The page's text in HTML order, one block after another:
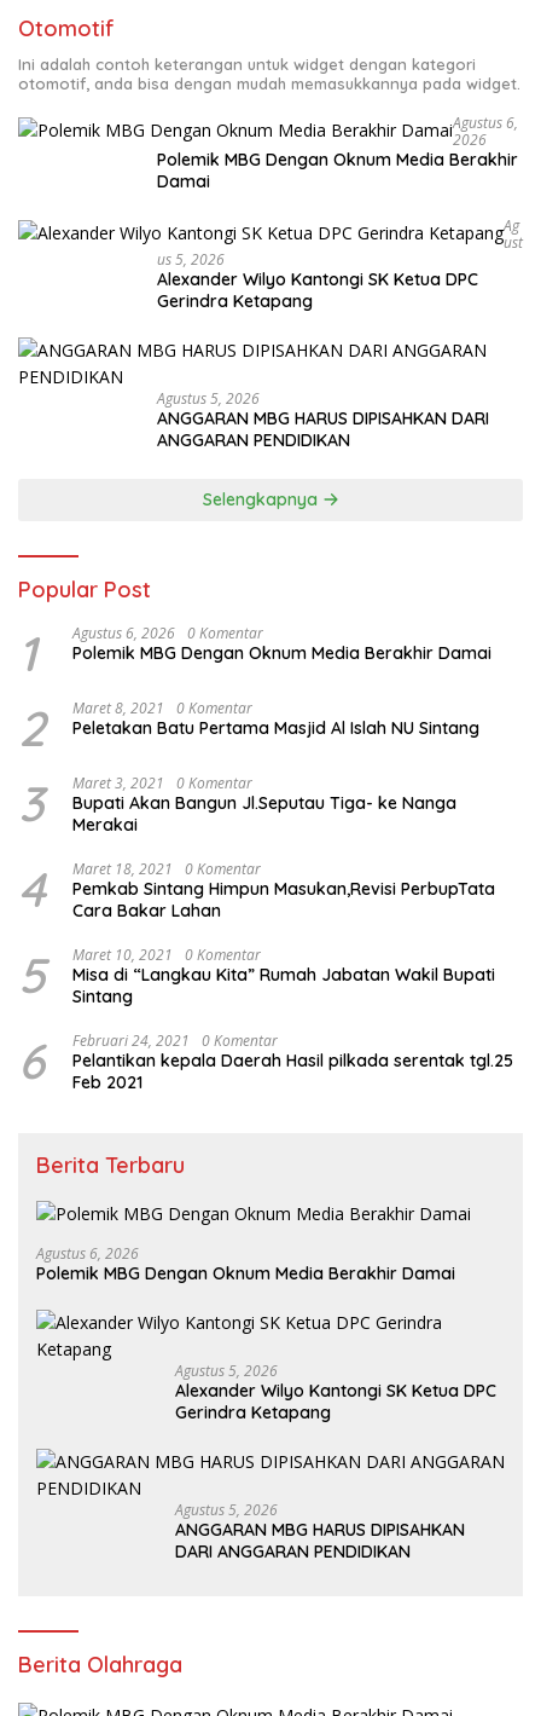
Otomotif
Ini adalah contoh keterangan untuk widget dengan kategori
otomotif, anda bisa dengan mudah memasukkannya pada widget.
Agustus 6,
2026
Polemik MBG Dengan Oknum Media Berakhir
Damai
Ag
Ust
Us 5, 2026
Alexander Wilyo Kantongi SK Ketua DPC
Gerindra Ketapang
Agustus 5, 2026
ANGGARAN MBG HARUS DIPISAHKAN DARI
ANGGARAN PENDIDIKAN
Selengkapnya
Popular Post
1 Agustus 6, 2026 0 Komentar
Polemik MBG Dengan Oknum Media Berakhir Damai
2 Maret 8, 2021 0 Komentar
Peletakan Batu Pertama Masjid Al Islah NU Sintang
3 Maret 3, 2021 0 Komentar
Bupati Akan Bangun Jl.Seputau Tiga- ke Nanga
Merakai
4 Maret 18, 2021 0 Komentar
Pemkab Sintang Himpun Masukan,Revisi PerbupTata
Cara Bakar Lahan
5 Maret 10, 2021 0 Komentar
Misa di “Langkau Kita” Rumah Jabatan Wakil Bupati
Sintang
6 Februari 24, 2021 0 Komentar
Pelantikan kepala Daerah Hasil pilkada serentak tgl.25
Feb 2021
Berita Terbaru
Agustus 6, 2026
Polemik MBG Dengan Oknum Media Berakhir Damai
Agustus 5, 2026
Alexander Wilyo Kantongi SK Ketua DPC
Gerindra Ketapang
Agustus 5, 2026
ANGGARAN MBG HARUS DIPISAHKAN
DARI ANGGARAN PENDIDIKAN
Berita Olahraga